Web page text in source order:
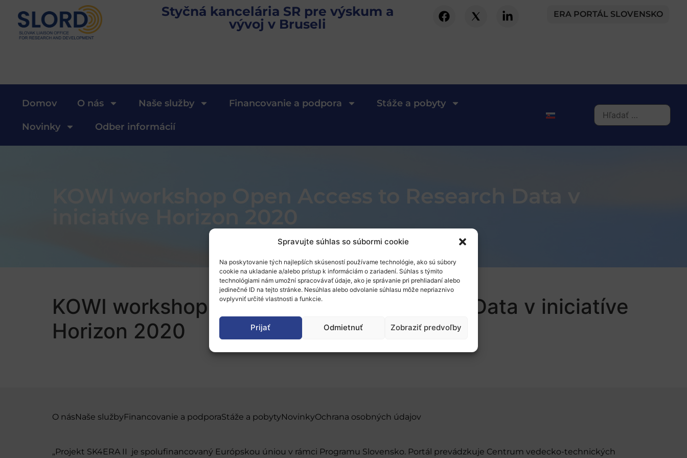
Spravujte súhlas so súbormi cookie
Na poskytovanie tých najlepších skúseností používame technológie, ako sú súbory
cookie na ukladanie a/alebo prístup k informáciám o zariadení. Súhlas s týmito
technológiami nám umožní spracovávať údaje, ako je správanie pri prehliadaní alebo
jedinečné ID na tejto stránke. Nesúhlas alebo odvolanie súhlasu môže nepriaznivo
ovplyvniť určité vlastnosti a funkcie.
Prijať Odmietnuť Zobraziť predvoľby
Styčná kancelária SR pre výskum a
vývoj v Bruseli
ERA PORTÁL SLOVENSKO
Domov O nás Naše služby Financovanie a podpora Stáže a pobyty
Novinky Odber informácií
KOWI workshop Open Access to Research Data v
KOWI workshop Open Access to Research Data v iniciatíve
Horizon 2020
O násNaše službyFinancovanie a podporaStáže a pobytyNovinkyOchrana osobných údajov
„Projekt SK4ERA II je spolufinancovaný Európskou úniou v rámci Programu Slovensko. Portál prevádzkuje Centrum vedecko-technických